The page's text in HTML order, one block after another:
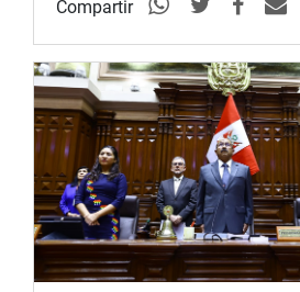
CENTRO DE NOTICIAS
PRENSA-CONGRESO 17-07-19
Puede encontrar más información
y redes sociales.
Compartir